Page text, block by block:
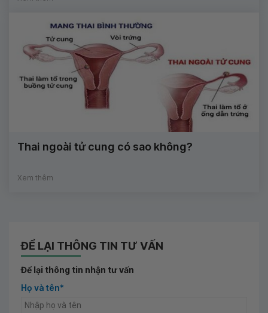
Thai ngoài tử cung có sao không?
Xem thêm
ĐỂ LẠI THÔNG TIN TƯ VẤN
Để lại thông tin nhận tư vấn
Họ và tên*